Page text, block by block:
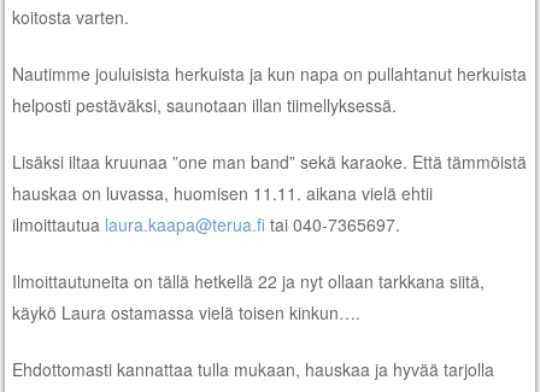
koitosta varten.
Nautimme jouluisista herkuista ja kun napa on pullahtanut herkuista
helposti pestäväksi, saunotaan illan tiimellyksessä.
Lisäksi iltaa kruunaa ”one man band” sekä karaoke. Että tämmöistä
hauskaa on luvassa, huomisen 11.11. aikana vielä ehtii
ilmoittautua laura.kaapa@terua.fi tai 040-7365697.
Ilmoittautuneita on tällä hetkellä 22 ja nyt ollaan tarkkana siitä,
käykö Laura ostamassa vielä toisen kinkun….
Ehdottomasti kannattaa tulla mukaan, hauskaa ja hyvää tarjolla